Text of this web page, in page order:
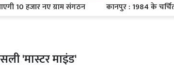
हजार नए ग्राम संगठन कानपुर : 1984 के चर्चित
'मास्टर माइंड'